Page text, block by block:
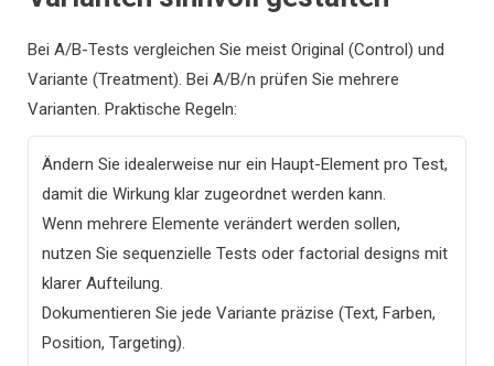
Bei A/B-Tests vergleichen Sie meist Original (Control) und
Variante (Treatment). Bei A/B/n prüfen Sie mehrere
Varianten. Praktische Regeln:
Ändern Sie idealerweise nur ein Haupt-Element pro Test,
damit die Wirkung klar zugeordnet werden kann.
Wenn mehrere Elemente verändert werden sollen,
nutzen Sie sequenzielle Tests oder factorial designs mit
klarer Aufteilung.
Dokumentieren Sie jede Variante präzise (Text, Farben,
Position, Targeting).